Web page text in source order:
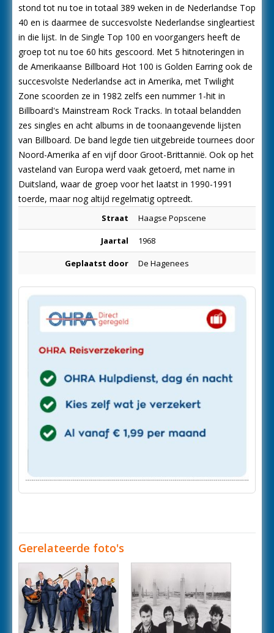
stond tot nu toe in totaal 389 weken in de Nederlandse Top
40 en is daarmee de succesvolste Nederlandse singleartiest
in die lijst. In de Single Top 100 en voorgangers heeft de
groep tot nu toe 60 hits gescoord. Met 5 hitnoteringen in
de Amerikaanse Billboard Hot 100 is Golden Earring ook de
succesvolste Nederlandse act in Amerika, met Twilight
Zone scoorden ze in 1982 zelfs een nummer 1-hit in
Billboard's Mainstream Rock Tracks. In totaal belandden
zes singles en acht albums in de toonaangevende lijsten
van Billboard. De band legde tien uitgebreide tournees door
Noord-Amerika af en vijf door Groot-Brittannië. Ook op het
vasteland van Europa werd vaak getoerd, met name in
Duitsland, waar de groep voor het laatst in 1990-1991
toerde, maar nog altijd regelmatig optreedt.
Straat Haagse Popscene
Jaartal 1968
Geplaatst door De Hagenees
Gerelateerde foto's